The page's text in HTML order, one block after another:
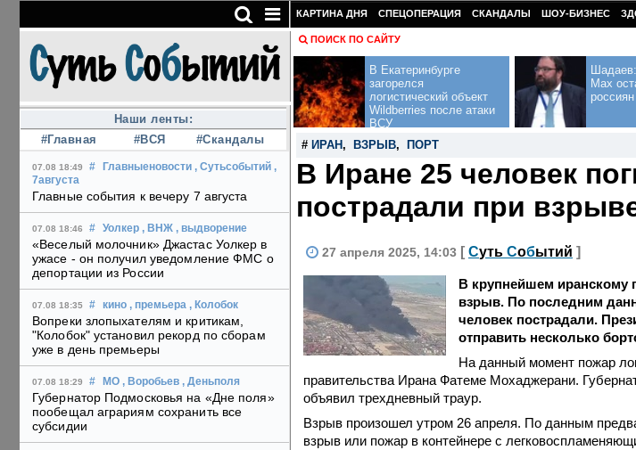
Наши ленты:
#Главная
#ВСЯ #Скандалы
07.08 18:49 # Главныеновости , Сутьсобытий ,
7августа
Главные события к вечеру 7 августа
07.08 18:46 # Уолкер , ВНЖ , выдворение
«Веселый молочник» Джастас Уолкер в
ужасе - он получил уведомление ФМС о
депортации из России
07.08 18:35 # кино , премьера , Колобок
Вопреки злопыхателям и критикам,
"Колобок" установил рекорд по сборам
уже в день премьеры
07.08 18:29 # МО , Воробьев , Деньполя
Губернатор Подмосковья на «Дне поля»
пообещал аграриям сохранить все
субсидии
КАРТИНА ДНЯ СПЕЦОПЕРАЦИЯ СКАНДАЛЫ ШОУ-БИЗНЕС
ПОИСК ПО САЙТУ
В Екатеринбурге
загорелся
логистический объект
Wildberries после атаки
ВСУ
Max
# ИРАН , ВЗРЫВ, ПОРТ
В Иране 25 человек
пострадали при
27 апреля 2025, 14:03 [ Суть Событий ]
В крупнейшем
взрыв. По последним
человек пострадали.
отправить несколько
На данный момент пожар
правительства Ирана Фатеме Мохаджерани.
объявил трехдневный траур.
Взрыв произошел утром 26 апреля. По данным
взрыв или пожар в контейнере с